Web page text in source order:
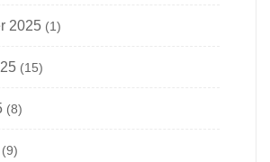
2025 (1)
(15)
(8)
(9)